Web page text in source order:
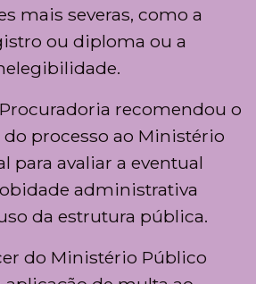
mais severas, como a
ou diploma ou a
recomendou o
processo ao Ministério
para avaliar a eventual
administrativa
da estrutura pública.
do Ministério Público